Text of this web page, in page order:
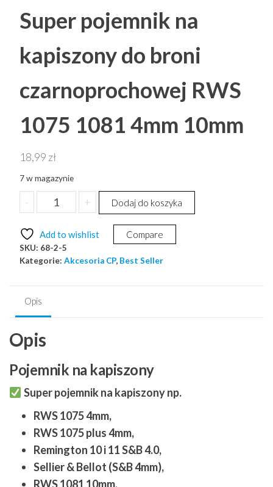
Super pojemnik na
kapiszony do broni
czarnoprochowej RWS
1075 1081 4mm 10mm
18,99 zł
7 w magazynie
-
Super
na
kapiszony
czarnoprochowej
RWS
1081
10mm
+ Dodaj do koszyka
Add to wishlist Compare
SKU: 68-2-5
Kategorie: Akcesoria CP, Best Seller
Opis
Opis
Pojemnik na kapiszony
Super pojemnik na kapiszony np.
RWS 1075 4mm,
RWS 1075 plus 4mm,
Remington 10 i 11 S&B 4.0,
Sellier & Bellot (S&B 4mm),
RWS 1081 10mm.